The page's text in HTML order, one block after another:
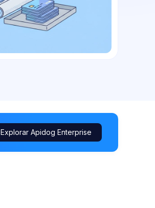
Explorar Apidog Enterprise